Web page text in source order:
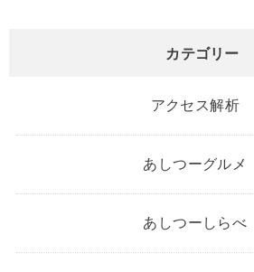
カテゴリー
アクセス解析
あしつーグルメ
あしつーしらべ